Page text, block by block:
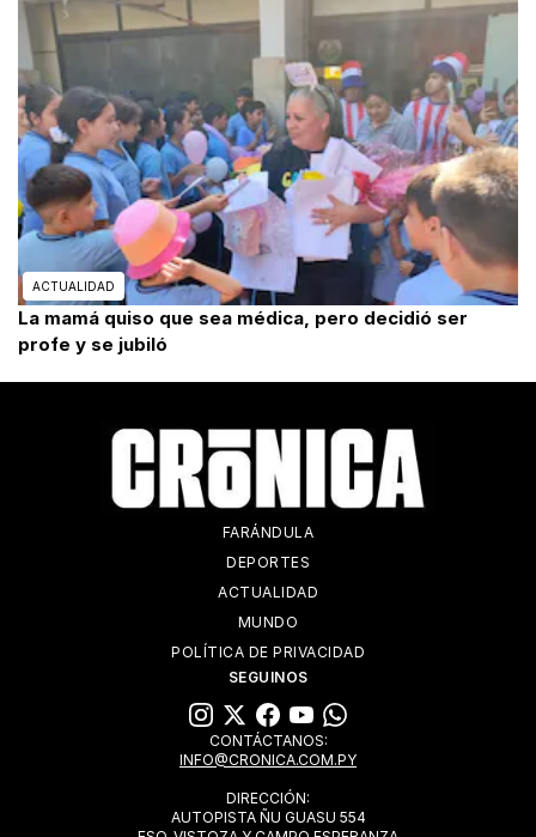
ACTUALIDAD
La mamá quiso que sea médica, pero decidió ser
profe y se jubiló
FARÁNDULA
DEPORTES
ACTUALIDAD
MUNDO
POLÍTICA DE PRIVACIDAD
SEGUINOS
CONTÁCTANOS:
INFO@CRONICA.COM.PY
DIRECCIÓN:
AUTOPISTA ÑU GUASU 554